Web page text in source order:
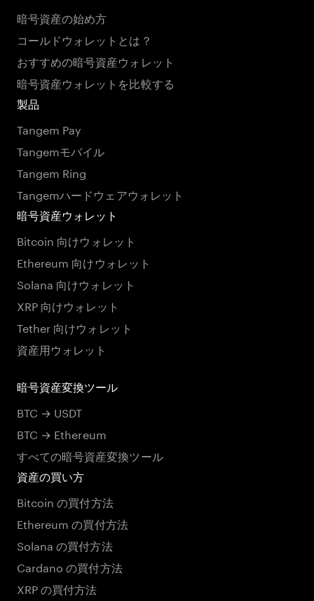
暗号資産の始め方
コールドウォレットとは？
おすすめの暗号資産ウォレット
暗号資産ウォレットを比較する
製品
Tangem Pay
Tangemモバイル
Tangem Ring
Tangemハードウェアウォレット
暗号資産ウォレット
Bitcoin 向けウォレット
Ethereum 向けウォレット
Solana 向けウォレット
XRP 向けウォレット
Tether 向けウォレット
資産用ウォレット
暗号資産変換ツール
BTC → USDT
BTC → Ethereum
すべての暗号資産変換ツール
資産の買い方
Bitcoin の買付方法
Ethereum の買付方法
Solana の買付方法
Cardano の買付方法
XRP の買付方法